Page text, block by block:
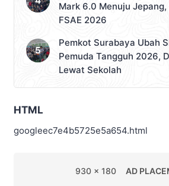
Mark 6.0 Menuju
FSAE 2026
Pemkot Surabaya Ubah
Pemuda Tangguh 2026,
Lewat Sekolah
HTML
googleec7e4b5725e5a654.html
930 x 180 AD